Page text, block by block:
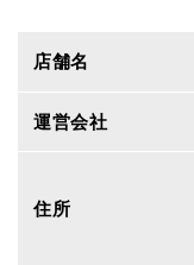
店舗名
運営会社
住所